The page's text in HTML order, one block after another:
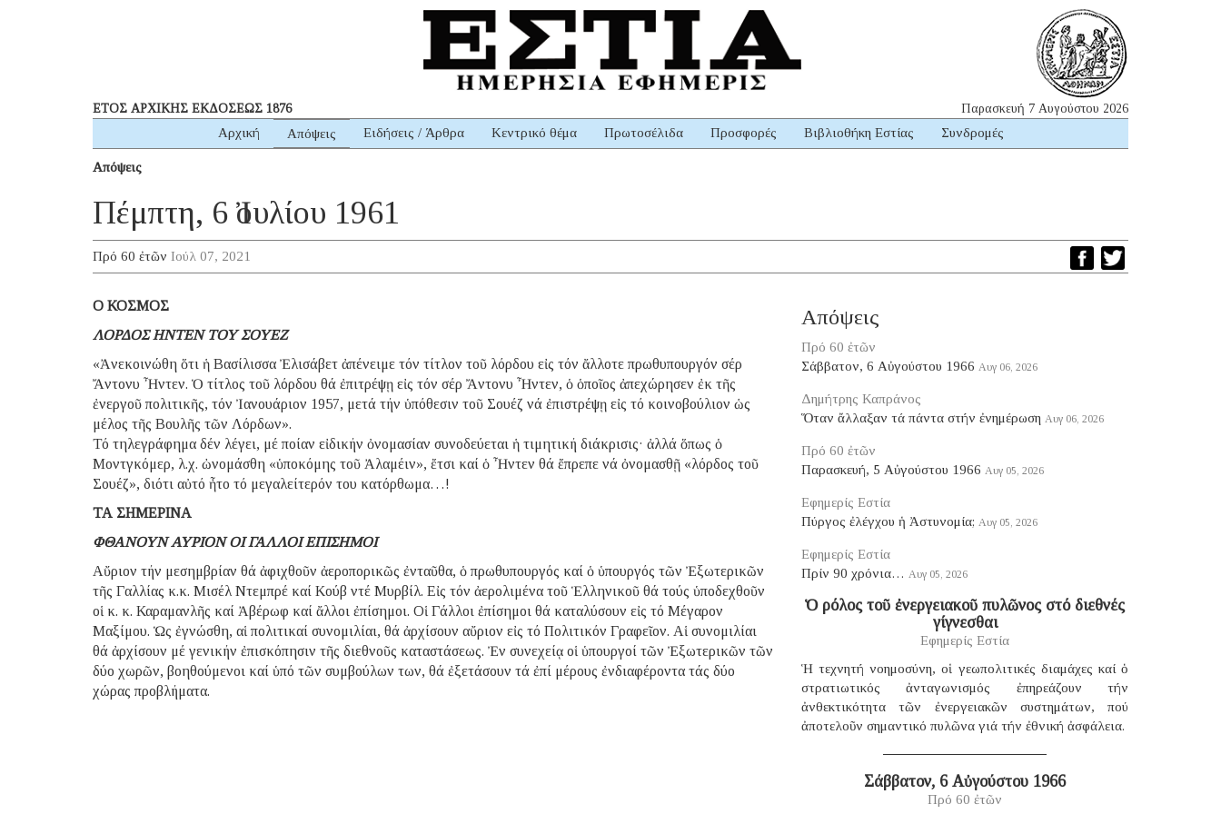
ΕΤΟΣ ΑΡΧΙΚΗΣ ΕΚΔΟΣΕΩΣ 1876 Παρασκευή 7 Αυγούστου 2026
Αρχική Απόψεις Ειδήσεις / Άρθρα Κεντρικό θέμα Πρωτοσέλιδα Προσφορές Βιβλιοθήκη Εστίας Συνδρομές
Απόψεις
Πέμπτη, 6 Ἰουλίου 1961
Πρό 60 ἐτῶν Ιούλ 07, 2021
Ο ΚΟΣΜΟΣ
ΛΟΡΔΟΣ ΗΝΤΕΝ ΤΟΥ ΣΟΥΕΖ
«Ἀνεκοινώθη ὅτι ἡ Βασίλισσα Ἐλισάβετ ἀπένειμε τόν τίτλον τοῦ λόρδου εἰς τόν ἄλλοτε πρωθυπουργόν σέρ
Ἄντονυ Ἦντεν. Ὁ τίτλος τοῦ λόρδου θά ἐπιτρέψῃ εἰς τόν σέρ Ἄντονυ Ἦντεν, ὁ ὁποῖος ἀπεχώρησεν ἐκ τῆς
ἐνεργοῦ πολιτικῆς, τόν Ἰανουάριον 1957, μετά τήν ὑπόθεσιν τοῦ Σουέζ νά ἐπιστρέψῃ εἰς τό κοινοβούλιον ὡς
μέλος τῆς Βουλῆς τῶν Λόρδων».
Τό τηλεγράφημα δέν λέγει, μέ ποίαν εἰδικήν ὀνομασίαν συνοδεύεται ἡ τιμητική διάκρισις· ἀλλά ὅπως ὁ
Μοντγκόμερ, λ.χ. ὠνομάσθη «ὑποκόμης τοῦ Ἀλαμέιν», ἔτσι καί ὁ Ἦντεν θά ἔπρεπε νά ὀνομασθῇ «λόρδος τοῦ
Σουέζ», διότι αὐτό ἦτο τό μεγαλείτερόν του κατόρθωμα…!
ΤΑ ΣΗΜΕΡΙΝΑ
ΦΘΑΝΟΥΝ ΑΥΡΙΟΝ ΟΙ ΓΑΛΛΟΙ ΕΠΙΣΗΜΟΙ
Αὔριον τήν μεσημβρίαν θά ἀφιχθοῦν ἀεροπορικῶς ἐνταῦθα, ὁ πρωθυπουργός καί ὁ ὑπουργός τῶν Ἐξωτερικῶν
τῆς Γαλλίας κ.κ. Μισέλ Ντεμπρέ καί Κούβ ντέ Μυρβίλ. Εἰς τόν ἀερολιμένα τοῦ Ἑλληνικοῦ θά τούς ὑποδεχθοῦν
οἱ κ. κ. Καραμανλῆς καί Ἀβέρωφ καί ἄλλοι ἐπίσημοι. Οἱ Γάλλοι ἐπίσημοι θά καταλύσουν εἰς τό Μέγαρον
Μαξίμου. Ὡς ἐγνώσθη, αἱ πολιτικαί συνομιλίαι, θά ἀρχίσουν αὔριον εἰς τό Πολιτικόν Γραφεῖον. Αἱ συνομιλίαι
θά ἀρχίσουν μέ γενικήν ἐπισκόπησιν τῆς διεθνοῦς καταστάσεως. Ἐν συνεχείᾳ οἱ ὑπουργοί τῶν Ἐξωτερικῶν τῶν
δύο χωρῶν, βοηθούμενοι καί ὑπό τῶν συμβούλων των, θά ἐξετάσουν τά ἐπί μέρους ἐνδιαφέροντα τάς δύο
χώρας προβλήματα.
Απόψεις
Πρό 60 ἐτῶν
Σάββατον, 6 Αὐγούστου 1966 Αυγ 06, 2026
Δημήτρης Καπράνος
Ὅταν ἄλλαξαν τά πάντα στήν ἐνημέρωση Αυγ 06, 2026
Πρό 60 ἐτῶν
Παρασκευή, 5 Αὐγούστου 1966 Αυγ 05, 2026
Εφημερίς Εστία
Πύργος ἐλέγχου ἡ Ἀστυνομία; Αυγ 05, 2026
Εφημερίς Εστία
Πρίν 90 χρόνια… Αυγ 05, 2026
Ὁ ρόλος τοῦ ἐνεργειακοῦ πυλῶνος στό διεθνές
γίγνεσθαι
Εφημερίς Εστία
Ἡ τεχνητή νοημοσύνη, οἱ γεωπολιτικές διαμάχες καί ὁ
στρατιωτικός ἀνταγωνισμός ἐπηρεάζουν τήν
ἀνθεκτικότητα τῶν ἐνεργειακῶν συστημάτων, πού
ἀποτελοῦν σημαντικό πυλῶνα γιά τήν ἐθνική ἀσφάλεια.
Σάββατον, 6 Αὐγούστου 1966
Πρό 60 ἐτῶν